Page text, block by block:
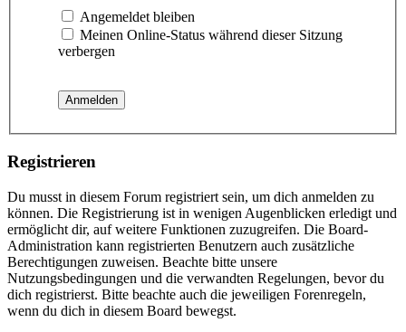
Angemeldet bleiben
Meinen Online-Status während dieser Sitzung
verbergen
Registrieren
Du musst in diesem Forum registriert sein, um dich anmelden zu
können. Die Registrierung ist in wenigen Augenblicken erledigt und
ermöglicht dir, auf weitere Funktionen zuzugreifen. Die Board-
Administration kann registrierten Benutzern auch zusätzliche
Berechtigungen zuweisen. Beachte bitte unsere
Nutzungsbedingungen und die verwandten Regelungen, bevor du
dich registrierst. Bitte beachte auch die jeweiligen Forenregeln,
wenn du dich in diesem Board bewegst.